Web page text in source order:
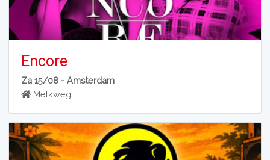
Encore
Za 15/08 -Amsterdam
Melkweg